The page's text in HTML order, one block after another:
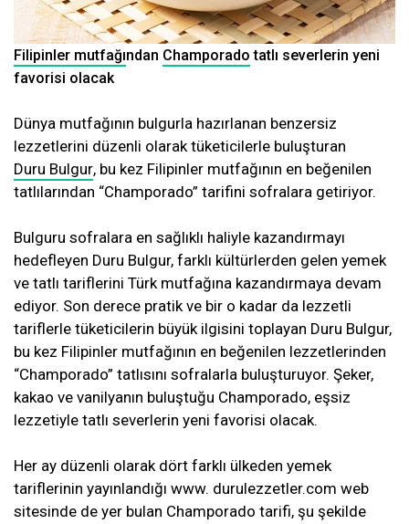
Filipinler mutfağından Champorado tatlı severlerin yeni
favorisi olacak
Dünya mutfağının bulgurla hazırlanan benzersiz
lezzetlerini düzenli olarak tüketicilerle buluşturan
Duru Bulgur, bu kez Filipinler mutfağının en beğenilen
tatlılarından “Champorado” tarifini sofralara getiriyor.
Bulguru sofralara en sağlıklı haliyle kazandırmayı
hedefleyen Duru Bulgur, farklı kültürlerden gelen yemek
ve tatlı tariflerini Türk mutfağına kazandırmaya devam
ediyor. Son derece pratik ve bir o kadar da lezzetli
tariflerle tüketicilerin büyük ilgisini toplayan Duru Bulgur,
bu kez Filipinler mutfağının en beğenilen lezzetlerinden
“Champorado” tatlısını sofralarla buluşturuyor. Şeker,
kakao ve vanilyanın buluştuğu Champorado, eşsiz
lezzetiyle tatlı severlerin yeni favorisi olacak.
Her ay düzenli olarak dört farklı ülkeden yemek
tariflerinin yayınlandığı www. durulezzetler.com web
sitesinde de yer bulan Champorado tarifi, şu şekilde